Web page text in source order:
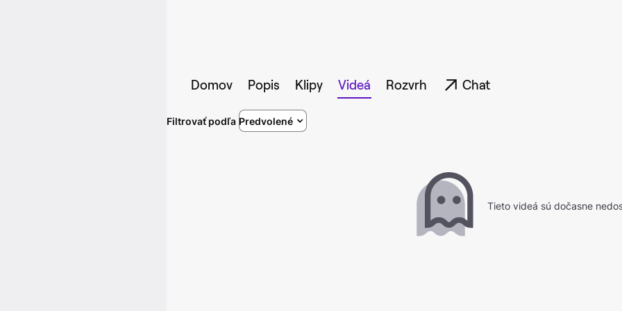
Domov Popis Klipy Videá Rozvrh Chat
Filtrovať podľa Predvolené
Tieto videá sú dočasne